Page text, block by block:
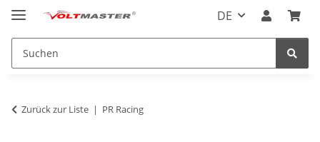
DE
Zurück zur Liste PR Racing